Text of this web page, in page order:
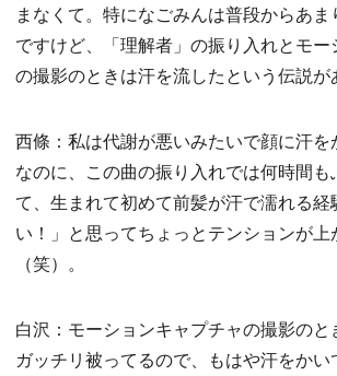
まなくて。特になごみんは普段からあ
ですけど、「理解者」の振り入れとモー
の撮影のときは汗を流したという伝説が
西條：私は代謝が悪いみたいで顔に汗を
なのに、この曲の振り入れでは何時間も
て、生まれて初めて前髪が汗で濡れる
い！」と思ってちょっとテンションが上
（笑）。
白沢：モーションキャプチャの撮影の
ガッチリ被ってるので、もはや汗をか